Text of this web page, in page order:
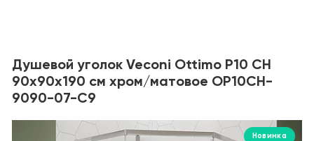
Душевой уголок Veconi Ottimo P10 CH
90х90х190 см хром/матовое OP10CH-
9090-07-C9
Новинка